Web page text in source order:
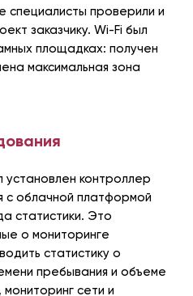
специалисты проверили и
заказчику. Wi-Fi был
площадках: получен
максимальная зона
контроллер
с облачной платформой
статистики. Это
о мониторинге
статистику о
пребывания и объеме
сети и